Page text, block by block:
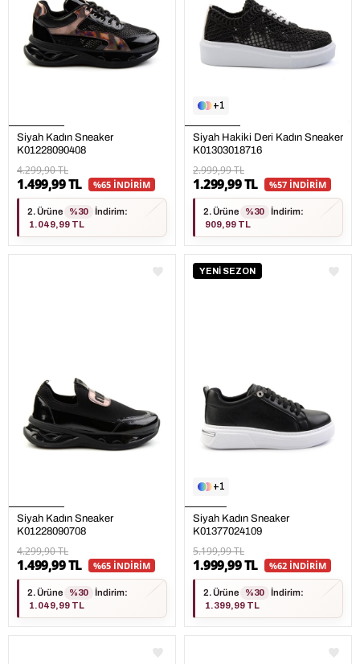
Siyah Kadın Sneaker
K01228090408
4.299,90 TL
1.499,99 TL %65 İNDİRİM
2. Ürüne %30 İndirim:
1.049,99 TL
1
Siyah Hakiki Deri Kadın Sneaker
K01303018716
2.999,99 TL
1.299,99 TL %57 İNDİRİM
2. Ürüne %30 İndirim:
909,99 TL
Siyah Kadın Sneaker
K01228090708
4.299,90 TL
1.499,99 TL %65 İNDİRİM
2. Ürüne %30 İndirim:
1.049,99 TL
YENİ SEZON
1
Siyah Kadın Sneaker
K01377024109
5.199,99 TL
1.999,99 TL %62 İNDİRİM
2. Ürüne %30 İndirim:
1.399,99 TL